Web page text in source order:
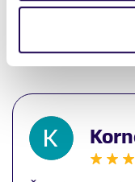
Recenzie